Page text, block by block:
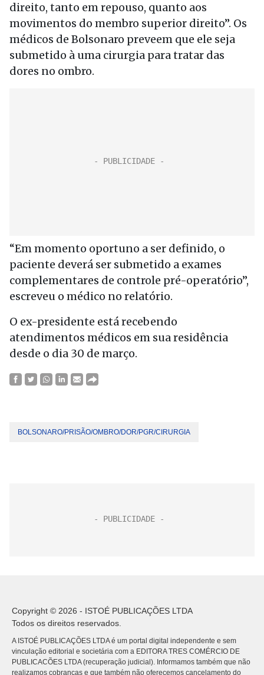
direito, tanto em repouso, quanto aos
movimentos do membro superior direito”. Os
médicos de Bolsonaro preveem que ele seja
submetido à uma cirurgia para tratar das
dores no ombro.
“Em momento oportuno a ser definido, o
paciente deverá ser submetido a exames
complementares de controle pré-operatório”,
escreveu o médico no relatório.
O ex-presidente está recebendo
atendimentos médicos em sua residência
desde o dia 30 de março.
BOLSONARO/PRISÃO/OMBRO/DOR/PGR/CIRURGIA
Copyright © 2026 - ISTOÉ PUBLICAÇÕES LTDA
Todos os direitos reservados.
A ISTOÉ PUBLICAÇÕES LTDA é um portal digital independente e sem
vinculação editorial e societária com a EDITORA TRES COMÉRCIO DE
PUBLICACÕES LTDA (recuperação judicial). Informamos também que não
realizamos cobranças e que também não oferecemos cancelamento do